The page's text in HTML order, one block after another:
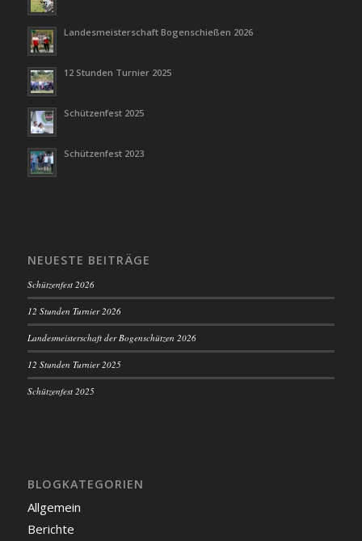
Landesmeisterschaft Bogenschießen 2026
12 Stunden Turnier 2025
Schützenfest 2025
Schützenfest 2023
NEUESTE BEITRÄGE
Schützenfest 2026
12 Stunden Turnier 2026
Landesmeisterschaft der Bogenschützen 2026
12 Stunden Turnier 2025
Schützenfest 2025
BLOGKATEGORIEN
Allgemein
Berichte